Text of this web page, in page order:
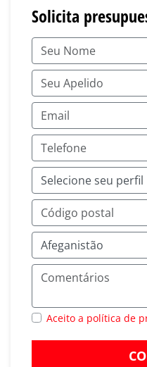
Solicita
Aceito a política de